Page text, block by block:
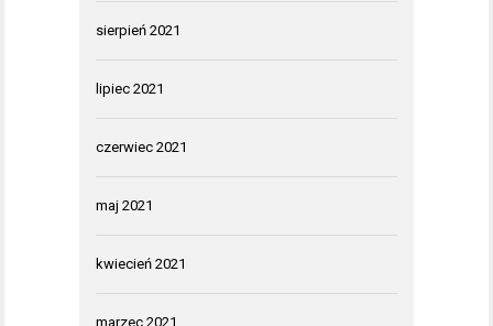
sierpień 2021
lipiec 2021
czerwiec 2021
maj 2021
kwiecień 2021
marzec 2021